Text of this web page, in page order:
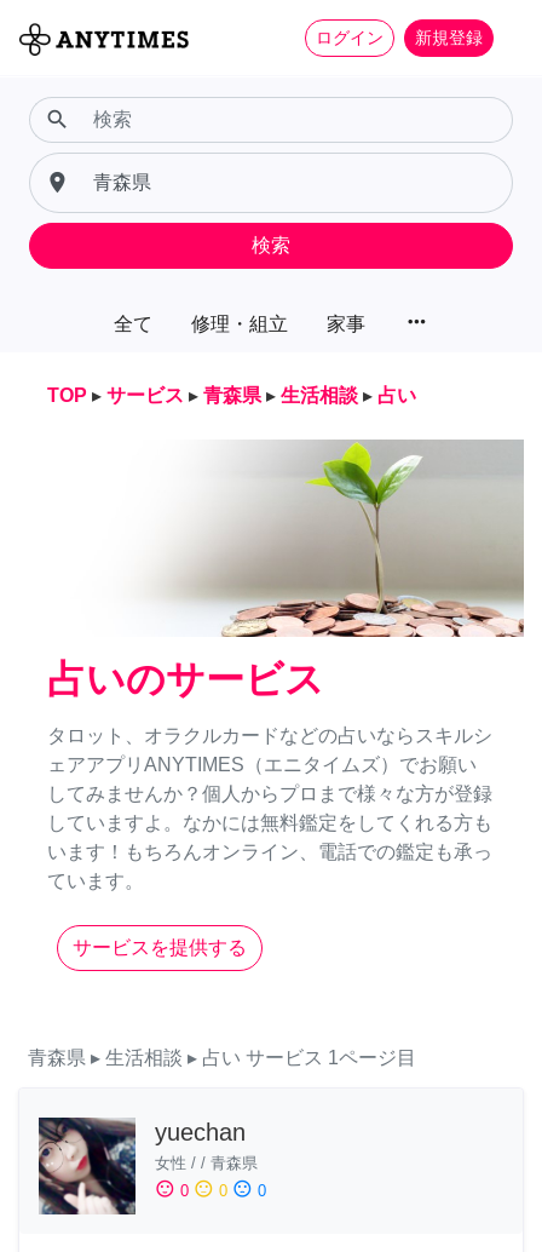
ログイン 新規登録
全て 修理・組立 家事 more_horiz
search
place
検索
TOP ▸ サービス ▸ 青森県 ▸ 生活相談 ▸ 占い
占いのサービス
タロット、オラクルカードなどの占いならスキルシ
ェアアプリANYTIMES（エニタイムズ）でお願い
してみませんか？個人からプロまで様々な方が登録
していますよ。なかには無料鑑定をしてくれる方も
います！もちろんオンライン、電話での鑑定も承っ
ています。
サービスを提供する
青森県 ▸ 生活相談 ▸ 占い サービス 1ページ目
yuechan
女性 / / 青森県
sentiment_satisfied 0 sentiment_neutral 0 sentiment_dissatisfied 0